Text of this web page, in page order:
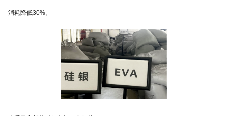
消耗降低30%。